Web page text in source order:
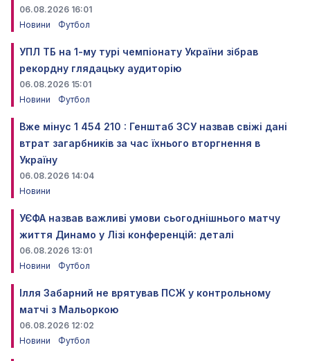
06.08.2026 16:01
Новини
Футбол
УПЛ ТБ на 1-му турі чемпіонату України зібрав
рекордну глядацьку аудиторію
06.08.2026 15:01
Новини
Футбол
Вже мінус 1 454 210 : Генштаб ЗСУ назвав свіжі дані
втрат загарбників за час їхнього вторгнення в
Україну
06.08.2026 14:04
Новини
УЄФА назвав важливі умови сьогоднішнього матчу
життя Динамо у Лізі конференцій: деталі
06.08.2026 13:01
Новини
Футбол
Ілля Забарний не врятував ПСЖ у контрольному
матчі з Мальоркою
06.08.2026 12:02
Новини
Футбол